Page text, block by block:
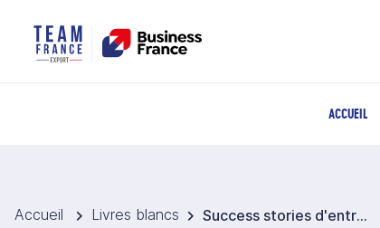
ACCUEIL
Accueil Livres blancs Success stories d'entreprises françaises en Chine